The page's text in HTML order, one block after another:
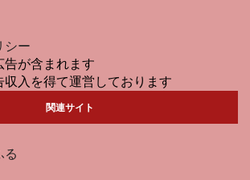
シー
告が含まれます
収入を得て運営しております
関連サイト
る